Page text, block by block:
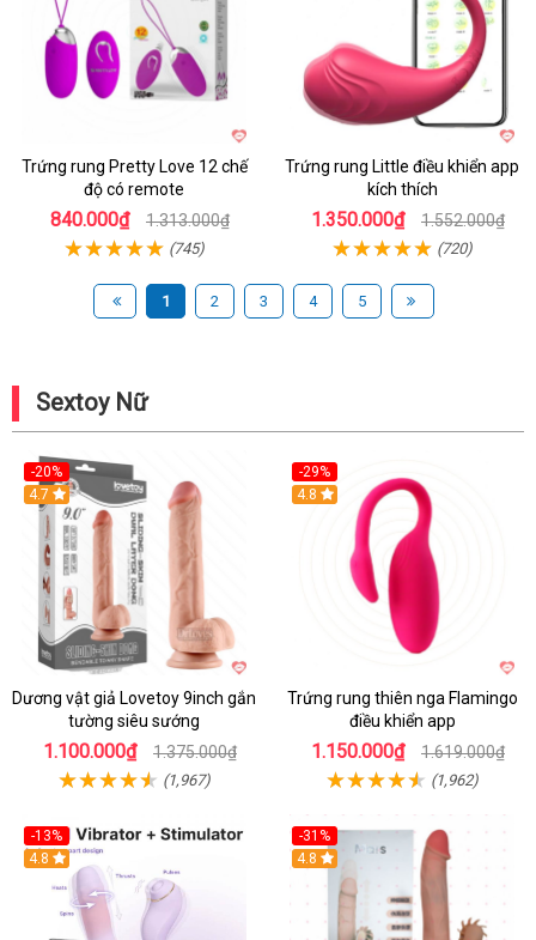
Trứng rung Pretty Love 12 chế
độ có remote
840.000₫ 1.313.000₫
(745)
Trứng rung Little điều khiển app
kích thích
1.350.000₫ 1.552.000₫
(720)
1 2 3 4 5
Sextoy Nữ
-20%
Hot
4.7
Dương vật giả Lovetoy 9inch gắn
tường siêu sướng
1.100.000₫ 1.375.000₫
(1,967)
-29%
Hot
4.8
Trứng rung thiên nga Flamingo
điều khiển app
1.150.000₫ 1.619.000₫
(1,962)
-13%
4.8
-31%
4.8